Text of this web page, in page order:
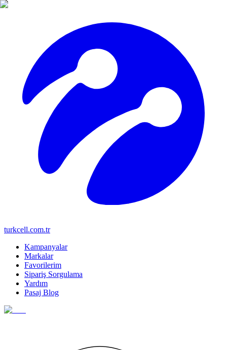
turkcell.com.tr
Kampanyalar
Markalar
Favorilerim
Sipariş Sorgulama
Yardım
Pasaj Blog